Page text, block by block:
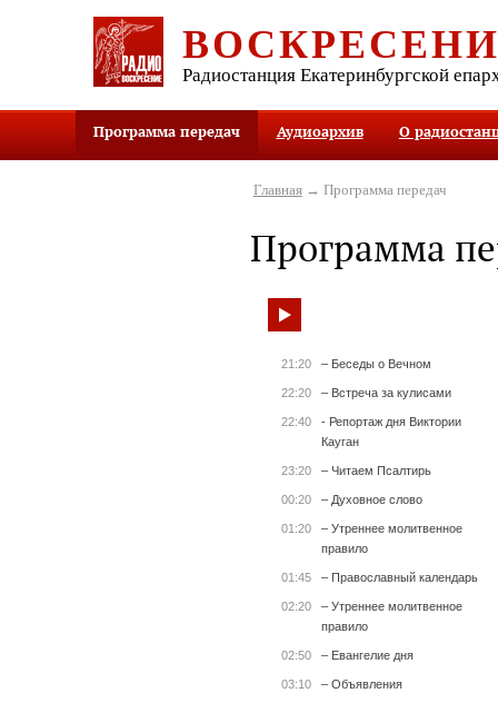
Радиостанция Екатеринбургской
Программа передач Аудиоархив О
Главная→ Программа передач
Программа
21:20 – Беседы о Вечном
22:20 – Встреча за кулисами
22:40
- Репортаж дня Виктории
Кауган
23:20 – Читаем Псалтирь
00:20 – Духовное слово
01:20
– Утреннее молитвенное
правило
01:45 – Православный календарь
02:20
– Утреннее молитвенное
правило
02:50 – Евангелие дня
03:10 – Объявления